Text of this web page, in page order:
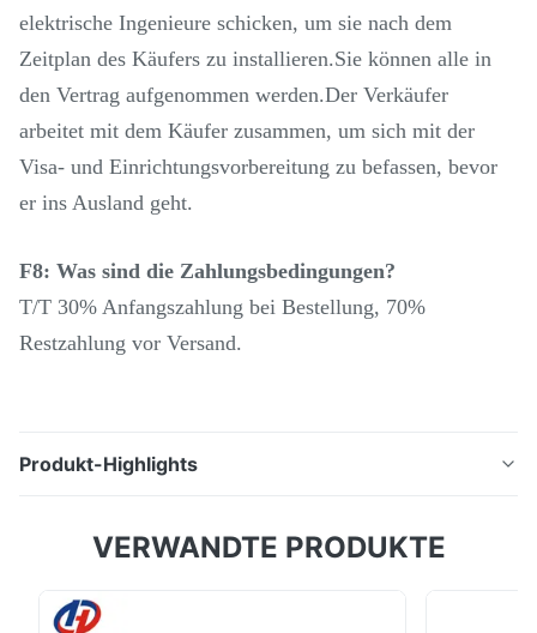
elektrische Ingenieure schicken, um sie nach dem
Zeitplan des Käufers zu installieren.Sie können alle in
den Vertrag aufgenommen werden.Der Verkäufer
arbeitet mit dem Käufer zusammen, um sich mit der
Visa- und Einrichtungsvorbereitung zu befassen, bevor
er ins Ausland geht.
F8: Was sind die Zahlungsbedingungen?
T/T 30% Anfangszahlung bei Bestellung, 70%
Restzahlung vor Versand.
Produkt-Highlights
Turm-Fräsmaschine 5HW mit Turm-Fräskopf Die
Schneidmaschine, hat zwei Funktionen der vertikalen
VERWANDTE PRODUKTE